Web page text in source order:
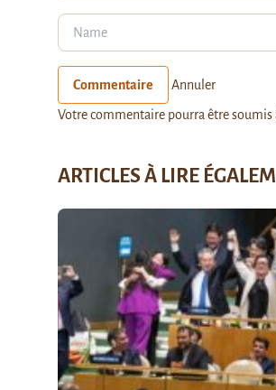
Commentaire Annuler
Votre commentaire pourra être soumis
ARTICLES À LIRE